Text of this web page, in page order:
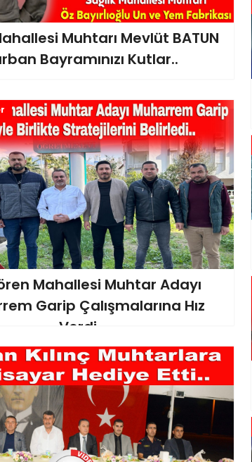
Muhtarı Mevlüt BATUN
Bayramınızı Kutlar..
Mahallesi Muhtar Adayı
Garip Çalışmalarına Hız
Verdi..